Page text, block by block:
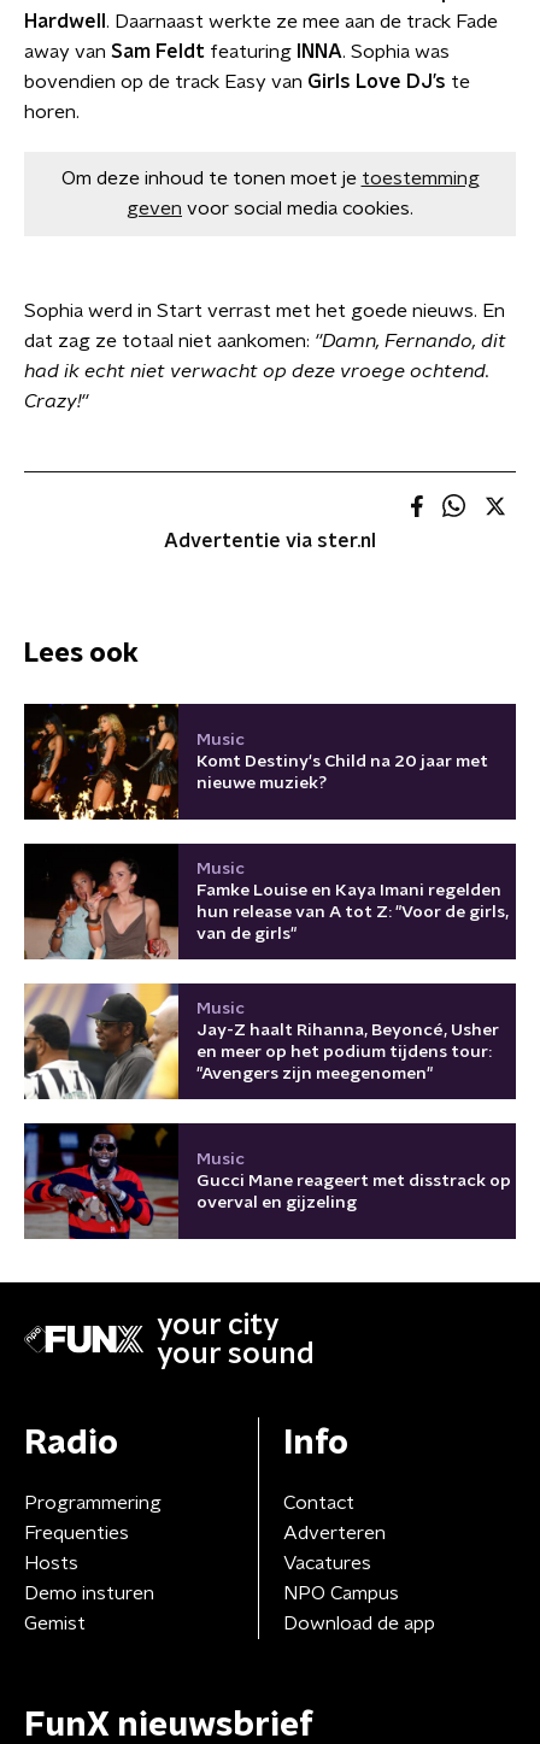
Hardwell . Daarnaast werkte ze mee aan de track Fade
away van Sam Feldt featuring INNA. Sophia was
bovendien op de track Easy van Girls Love DJ’s te
horen.
Om deze inhoud te tonen moet je toestemming
geven voor social media cookies.
Sophia werd in Start verrast met het goede nieuws. En
dat zag ze totaal niet aankomen: ''Damn, Fernando, dit
had ik echt niet verwacht op deze vroege ochtend.
Crazy!''
Advertentie via ster.nl
Lees ook
Music
Komt Destiny's Child na 20 jaar met
nieuwe muziek?
Music
Famke Louise en Kaya Imani regelden
hun release van A tot Z: "Voor de girls,
van de girls"
Music
Jay-Z haalt Rihanna, Beyoncé, Usher
en meer op het podium tijdens tour:
"Avengers zijn meegenomen"
Music
Gucci Mane reageert met disstrack op
overval en gijzeling
your city
your sound
Radio
Programmering
Frequenties
Hosts
Demo insturen
Gemist
Info
Contact
Adverteren
Vacatures
NPO Campus
Download de app
FunX nieuwsbrief